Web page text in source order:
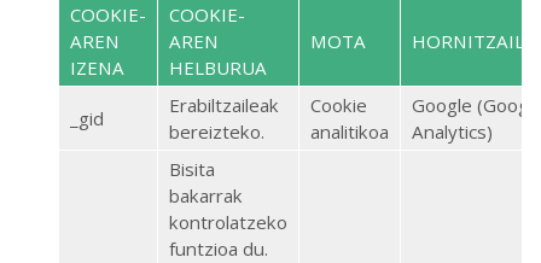
COOKIE-
AREN
IZENA
COOKIE-
AREN
HELBURUA
MOTA
_gid
Erabiltzaileak
bereizteko.
Cookie
analitikoa
Google
Analytics)
Bisita
bakarrak
kontrolatzeko
funtzioa du.